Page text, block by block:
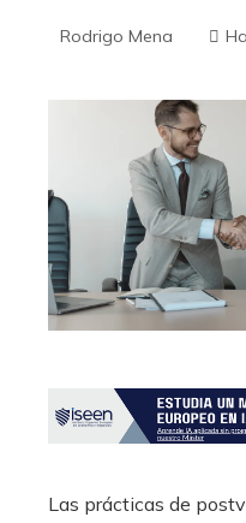
Rodrigo Mena
Las prácticas de